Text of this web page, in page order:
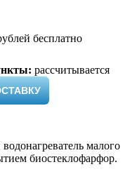
бесплатно
рассчитывается
малого
биостеклофарфор.